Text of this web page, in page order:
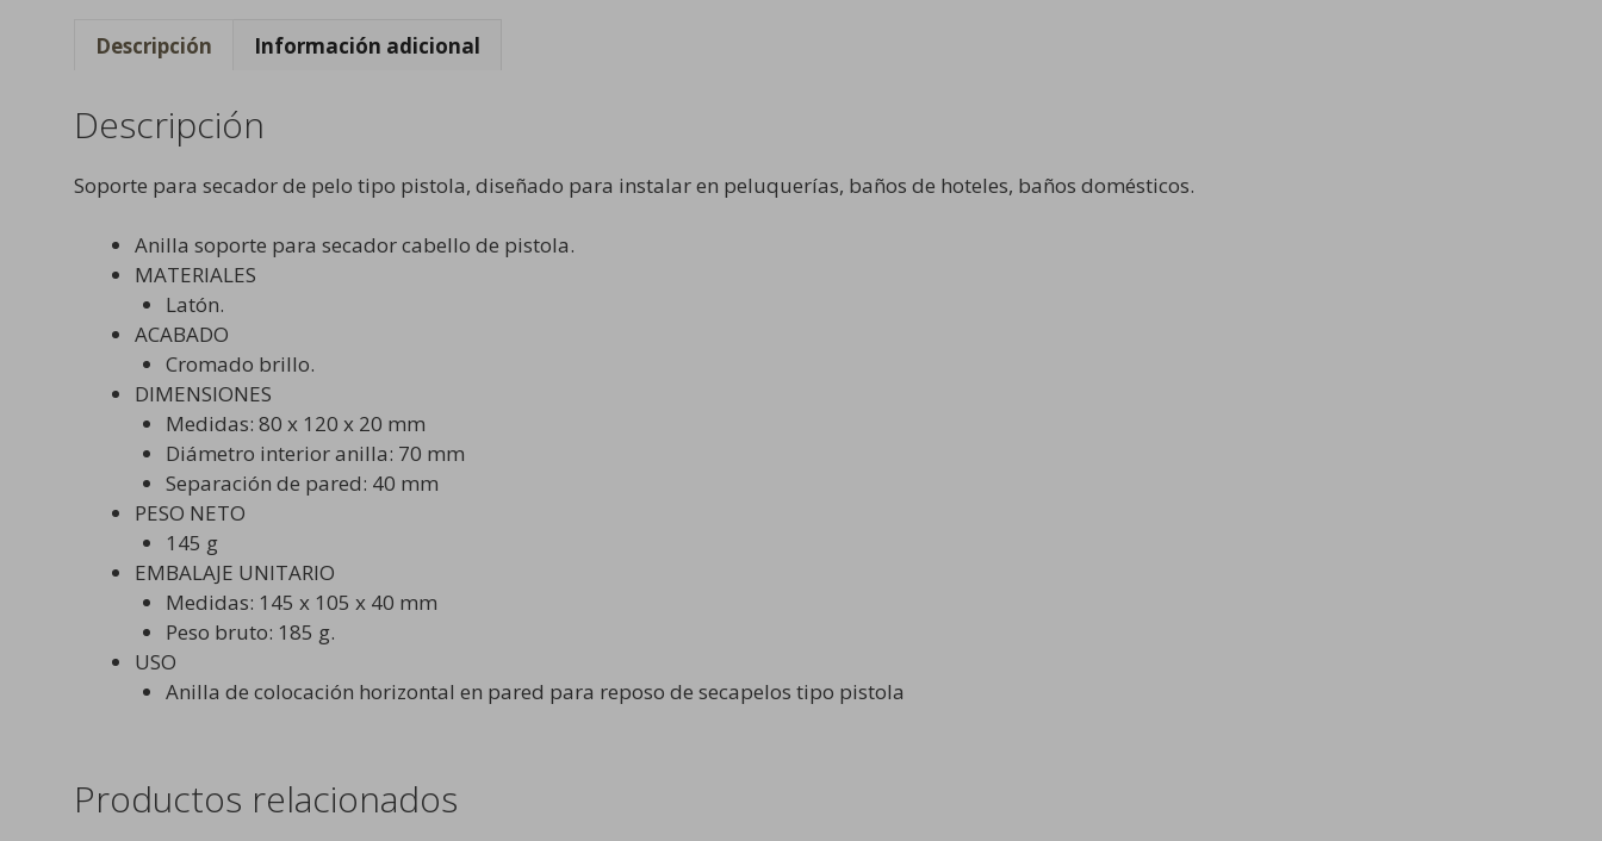
Descripción Información adicional
Descripción
Soporte para secador de pelo tipo pistola, diseñado para instalar en peluquerías, baños de hoteles, baños domésticos.
Anilla soporte para secador cabello de pistola.
MATERIALES
Latón.
ACABADO
Cromado brillo.
DIMENSIONES
Medidas: 80 x 120 x 20 mm
Diámetro interior anilla: 70 mm
Separación de pared: 40 mm
PESO NETO
145 g
EMBALAJE UNITARIO
Medidas: 145 x 105 x 40 mm
Peso bruto: 185 g.
USO
Anilla de colocación horizontal en pared para reposo de secapelos tipo pistola
Productos relacionados